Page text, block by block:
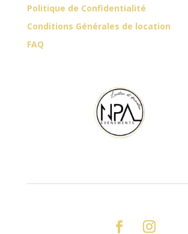
Politique de Confidentialité
Conditions Générales de location
FAQ